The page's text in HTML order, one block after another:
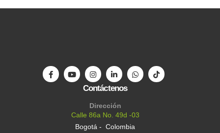
Contáctenos
Dirección
Calle 86a No. 49d -03
Bogotá - Colombia